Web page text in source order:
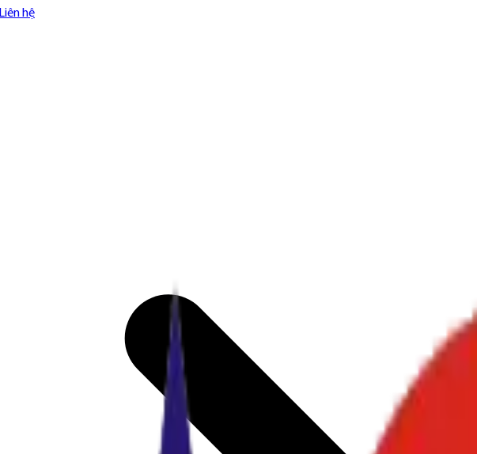
Liên hệ